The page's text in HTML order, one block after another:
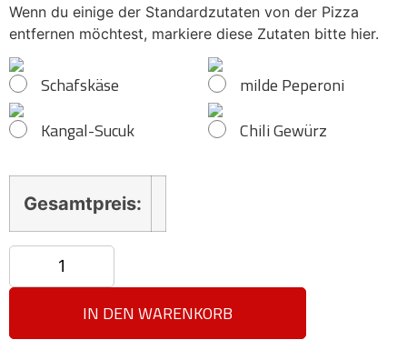
Wenn du einige der Standardzutaten von der Pizza
entfernen möchtest, markiere diese Zutaten bitte hier.
Schafskäse
milde Peperoni
Kangal-Sucuk
Chili Gewürz
Gesamtpreis:
IN DEN WARENKORB